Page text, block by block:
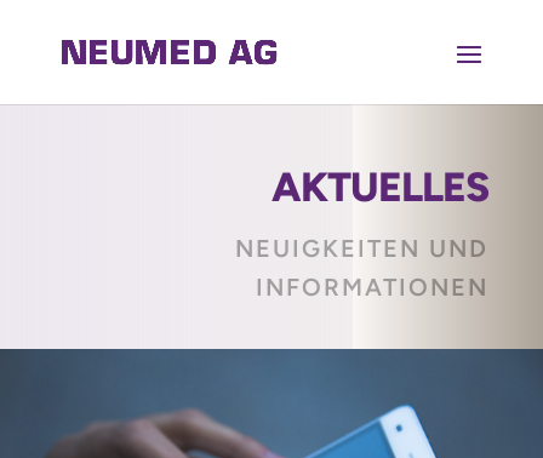
AKTUELLES
NEUIGKEITEN UND
INFORMATIONEN